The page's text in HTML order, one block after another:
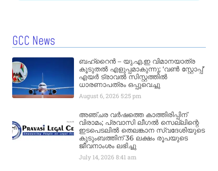
GCC News
ബഹ്‌റൈൻ – യു.എ.ഇ വിമാനയാത്ര
കൂടുതൽ എളുപ്പമാകുന്നു; ‘വൺ സ്റ്റോപ്പ്’
എയർ ട്രാവൽ സിസ്റ്റത്തിൽ
ധാരണാപത്രം ഒപ്പുവെച്ചു
August 6, 20265:25 pm
അഞ്ചര വർഷത്തെ കാത്തിരിപ്പിന്
വിരാമം; പ്രവാസി ലീഗൽ സെല്ലിന്റെ
ഇടപെടലിൽ തെലങ്കാന സ്വദേശിയുടെ
കുടുംബത്തിന് 36 ലക്ഷം രൂപയുടെ
ജീവനാംശം ലഭിച്ചു
July 14, 20268:41 am